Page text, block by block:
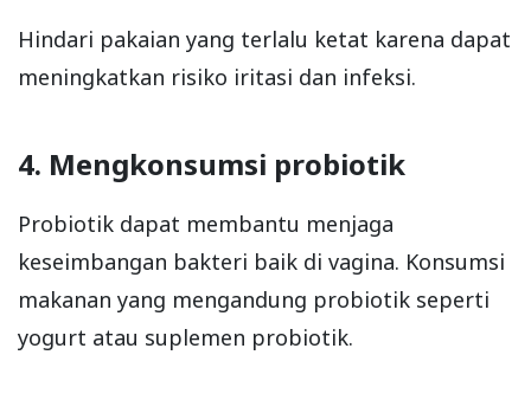
Hindari pakaian yang terlalu ketat karena dapat
meningkatkan risiko iritasi dan infeksi.
4. Mengkonsumsi probiotik
Probiotik dapat membantu menjaga
keseimbangan bakteri baik di vagina. Konsumsi
makanan yang mengandung probiotik seperti
yogurt atau suplemen probiotik.